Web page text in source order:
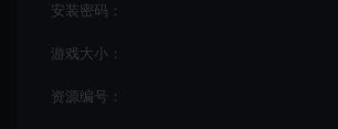
安装密码：
游戏大小：
资源编号：